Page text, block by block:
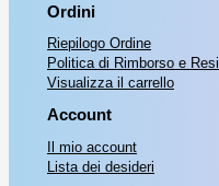
Ordini
Riepilogo Ordine
Politica di Rimborso e Resi
Visualizza il carrello
Account
Il mio account
Lista dei desideri